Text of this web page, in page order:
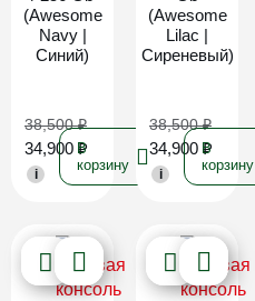
(Awesome
Navy |
Синий)
38,500₽
34,900 ₽
i
В
корзину
(Awesome
Lilac |
Сиреневый)
38,500₽
34,900 ₽
i
В
корзину